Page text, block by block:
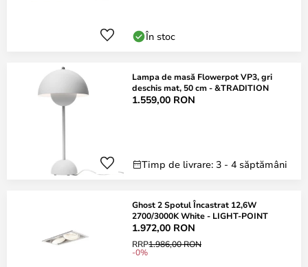
În stoc
Lampa de masă Flowerpot VP3, gri
deschis mat, 50 cm - &TRADITION
1.559,00 RON
Timp de livrare: 3 - 4 săptămâni
Ghost 2 Spotul Încastrat 12,6W
2700/3000K White - LIGHT-POINT
1.972,00 RON
RRP1.986,00 RON
-0%